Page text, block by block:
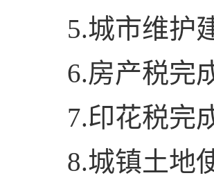
5.城市维护
6.房产税完
7.印花税完
8.城镇土地